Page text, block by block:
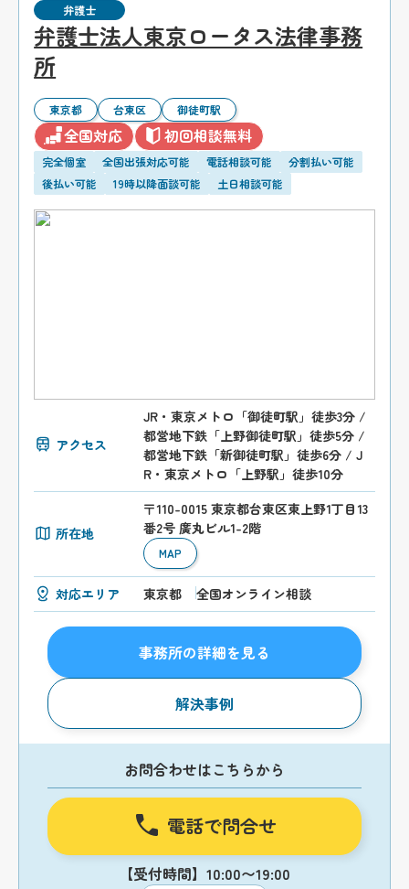
弁護士
弁護士法人東京ロータス法律事務
所
東京都 台東区 御徒町駅
全国対応 初回相談無料
完全個室 全国出張対応可能 電話相談可能
分割払い可能
後払い可能
19時以降面談可能 土日相談可能
アクセス
JR・東京メトロ「御徒町駅」徒歩3分 /
都営地下鉄「上野御徒町駅」徒歩5分 /
都営地下鉄「新御徒町駅」徒歩6分 / J
R・東京メトロ「上野駅」徒歩10分
所在地
〒110-0015 東京都台東区東上野1丁目13
番2号 廣丸ビル1-2階
MAP
対応エリア 東京都 全国オンライン相談
事務所の詳細を見る
解決事例
お問合わせはこちらから
電話で問合せ
【受付時間】10:00〜19:00